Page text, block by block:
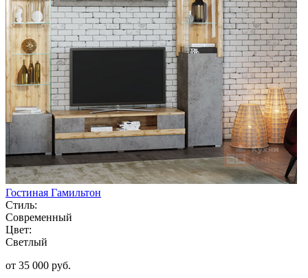
Гостиная Гамильтон
Стиль:
Современный
Цвет:
Светлый
от 35 000 руб.